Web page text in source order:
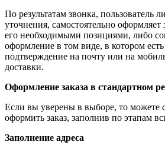
По результатам звонка, пользователь
уточнения, самостоятельно оформляет
его необходимыми позициями, либо
оформление в том виде, в котором
подтверждение на почту или на
доставки.
Оформление заказа в стандартном
Если вы уверены в выборе, то можете
оформить заказ, заполнив по этапам
Заполнение адреса